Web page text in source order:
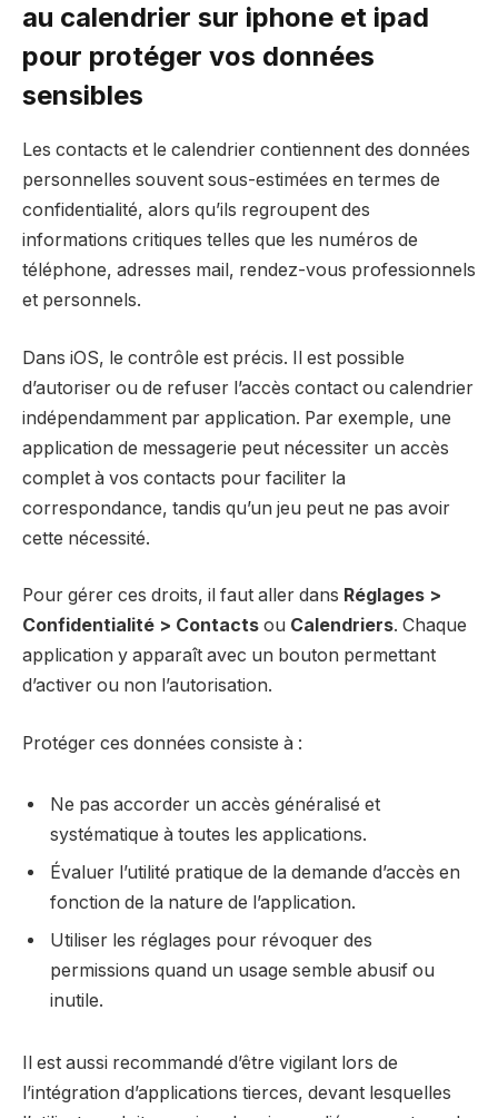
au calendrier sur iphone et ipad
pour protéger vos données
sensibles
Les contacts et le calendrier contiennent des données
personnelles souvent sous-estimées en termes de
confidentialité, alors qu’ils regroupent des
informations critiques telles que les numéros de
téléphone, adresses mail, rendez-vous professionnels
et personnels.
Dans iOS, le contrôle est précis. Il est possible
d’autoriser ou de refuser l’accès contact ou calendrier
indépendamment par application. Par exemple, une
application de messagerie peut nécessiter un accès
complet à vos contacts pour faciliter la
correspondance, tandis qu’un jeu peut ne pas avoir
cette nécessité.
Pour gérer ces droits, il faut aller dans Réglages >
Confidentialité > Contacts ou Calendriers. Chaque
application y apparaît avec un bouton permettant
d’activer ou non l’autorisation.
Protéger ces données consiste à :
Ne pas accorder un accès généralisé et
systématique à toutes les applications.
Évaluer l’utilité pratique de la demande d’accès en
fonction de la nature de l’application.
Utiliser les réglages pour révoquer des
permissions quand un usage semble abusif ou
inutile.
Il est aussi recommandé d’être vigilant lors de
l’intégration d’applications tierces, devant lesquelles